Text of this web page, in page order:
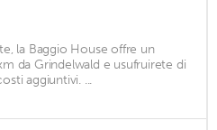
la Baggio House offre un
da Grindelwald e usufruirete di
aggiuntivi. ...